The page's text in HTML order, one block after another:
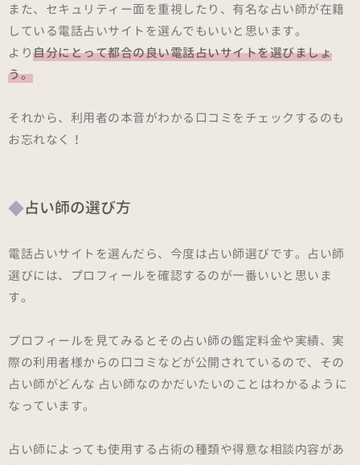
また、セキュリティー面を重視したり、有名な占い師が在籍
している電話占いサイトを選んでもいいと思います。
より自分にとって都合の良い電話占いサイトを選びましょ
う。
それから、利用者の本音がわかる口コミをチェックするのも
お忘れなく！
占い師の選び方
電話占いサイトを選んだら、今度は占い師選びです。占い師
選びには、プロフィールを確認するのが一番いいと思いま
す。
プロフィールを見てみるとその占い師の鑑定料金や実績、実
際の利用者様からの口コミなどが公開されているので、その
占い師がどんな 占い師なのかだいたいのことはわかるように
なっています。
占い師によっても使用する占術の種類や得意な相談内容があ